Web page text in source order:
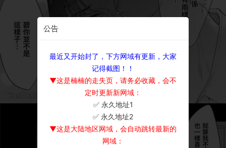
公告
最近又开始封了，下方网域有更新，大家
记得截图！！
▼这是楠楠的走失页，请务必收藏，会不
定时更新新网域：
✅ 永久地址1
✅ 永久地址2
▼这是大陆地区网域，会自动跳转最新的
网域：